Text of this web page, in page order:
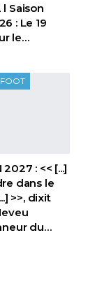
Saison
: Le 19
le…
2027 : << [...]
dans le
>>, dixit
du…